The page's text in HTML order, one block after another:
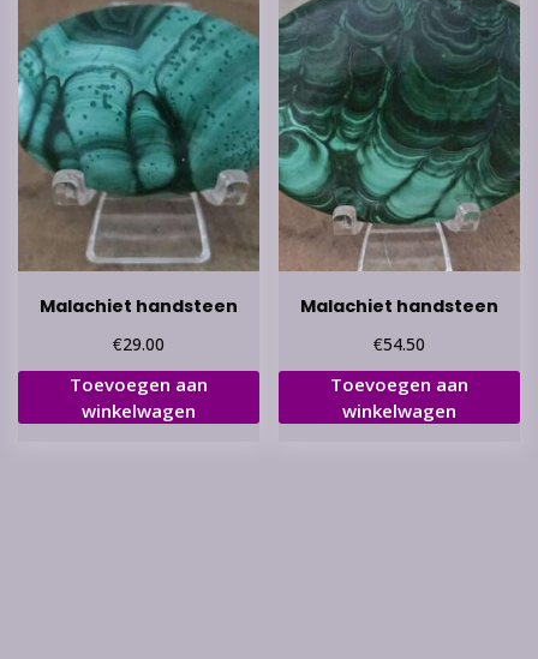
Malachiet handsteen
€29.00
Toevoegen aan
winkelwagen
Malachiet handsteen
€54.50
Toevoegen aan
winkelwagen